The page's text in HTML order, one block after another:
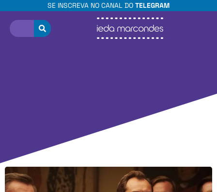
SE INSCREVA NO CANAL DO TELEGRAM